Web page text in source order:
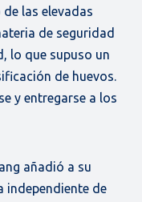
las elevadas
de seguridad
lo que supuso un
de huevos.
y entregarse a los
añadió a su
independiente de